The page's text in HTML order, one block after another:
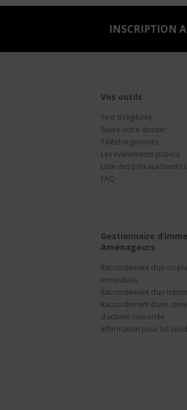
INSCRIPTION
Vos outils
Test d’éligibilité
Suivre votre dossier
Téléchargements
Les évènements publics
Liste des poteaux Enedis
FAQ
Gestionnaire
Aménageurs
Raccordement d’un ou
immeubles
Raccordement d’un
Raccordement d’une zone
d’activité concertée
Information pour les